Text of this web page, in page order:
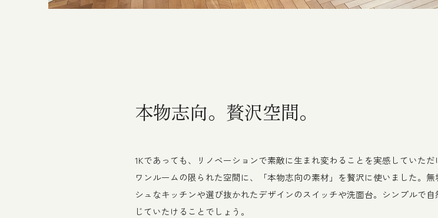
本物志向。贅沢空間。
1Kであっても、リノベーションで素敵に生まれ変わることを実感していた
ワンルームの限られた空間に、「本物志向の素材」を贅沢に使いました。
シュなキッチンや選び抜かれたデザインのスイッチや洗面台。シンプルで
じていたけることでしょう。